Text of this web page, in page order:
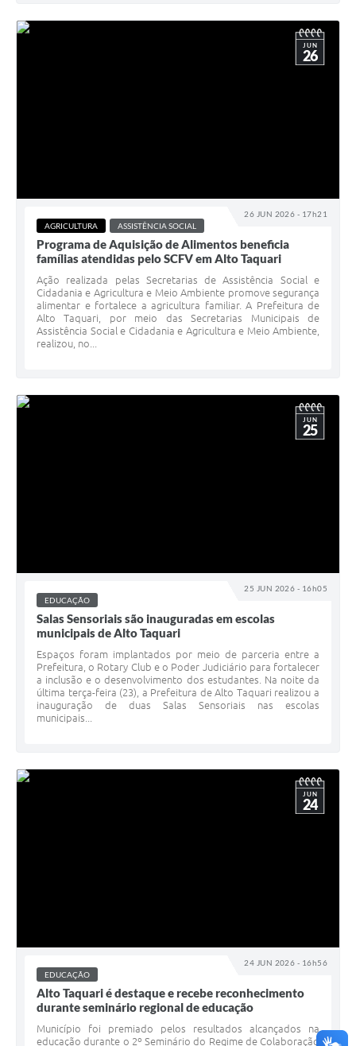
26 JUN 2026 - 17h21
JUN
26
AGRICULTURA ASSISTÊNCIA SOCIAL
Programa de Aquisição de Alimentos beneficia
famílias atendidas pelo SCFV em Alto Taquari
Ação realizada pelas Secretarias de Assistência Social e
Cidadania e Agricultura e Meio Ambiente promove segurança
alimentar e fortalece a agricultura familiar. A Prefeitura de
Alto Taquari, por meio das Secretarias Municipais de
Assistência Social e Cidadania e Agricultura e Meio Ambiente,
realizou, no...
25 JUN 2026 - 16h05
JUN
25
EDUCAÇÃO
Salas Sensoriais são inauguradas em escolas
municipais de Alto Taquari
Espaços foram implantados por meio de parceria entre a
Prefeitura, o Rotary Club e o Poder Judiciário para fortalecer
a inclusão e o desenvolvimento dos estudantes. Na noite da
última terça-feira (23), a Prefeitura de Alto Taquari realizou a
inauguração de duas Salas Sensoriais nas escolas
municipais...
24 JUN 2026 - 16h56
JUN
24
EDUCAÇÃO
Alto Taquari é destaque e recebe reconhecimento
durante seminário regional de educação
Município foi premiado pelos resultados alcançados na
educação durante o 2º Seminário do Regime de Colaboração